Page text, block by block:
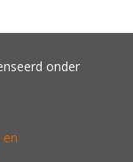
onder
en